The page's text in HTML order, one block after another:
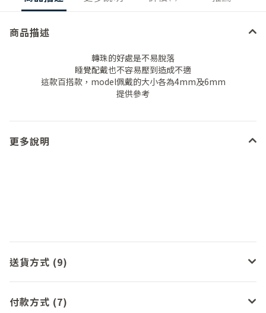
商品描述
轉珠的好處是不易脫落
睡覺配戴也不容易壓到造成不適
這款百搭款，model佩戴的大小各為4mm及6mm
提供參考
更多說明
送貨方式 (9)
付款方式 (7)